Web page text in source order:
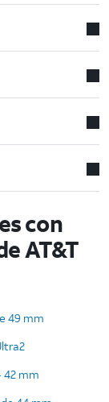
con
AT&T
49 mm
42 mm